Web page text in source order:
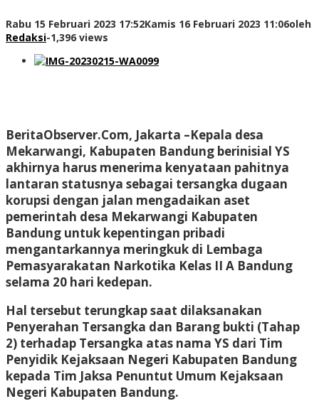
Rabu 15 Februari 2023 17:52Kamis 16 Februari 2023 11:06oleh
Redaksi-1,396 views
BeritaObserver.Com, Jakarta –Kepala desa
Mekarwangi, Kabupaten Bandung berinisial YS
akhirnya harus menerima kenyataan pahitnya
lantaran statusnya sebagai tersangka dugaan
korupsi dengan jalan mengadaikan aset
pemerintah desa Mekarwangi Kabupaten
Bandung untuk kepentingan pribadi
mengantarkannya meringkuk di Lembaga
Pemasyarakatan Narkotika Kelas II A Bandung
selama 20 hari kedepan.
Hal tersebut terungkap saat dilaksanakan
Penyerahan Tersangka dan Barang bukti (Tahap
2) terhadap Tersangka atas nama YS dari Tim
Penyidik Kejaksaan Negeri Kabupaten Bandung
kepada Tim Jaksa Penuntut Umum Kejaksaan
Negeri Kabupaten Bandung.